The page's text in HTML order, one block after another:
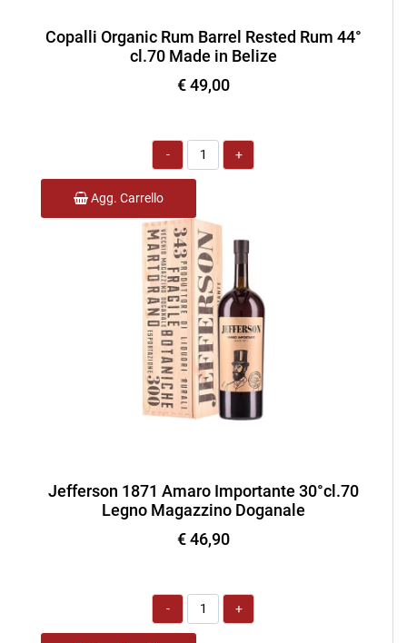
Copalli Organic Rum Barrel Rested Rum 44°
cl.70 Made in Belize
€ 49,00
Quantità
Agg. Carrello
Jefferson 1871 Amaro Importante 30°cl.70
Legno Magazzino Doganale
€ 46,90
Quantità